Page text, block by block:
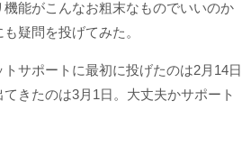
能がこんなお粗末なものでいいのか
疑問を投げてみた。
サポートに最初に投げたのは2月14日
きたのは3月1日。大丈夫かサポート